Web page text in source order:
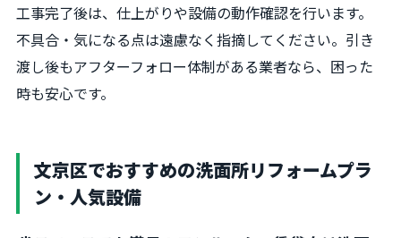
工事完了後は、仕上がりや設備の動作確認を行います。
不具合・気になる点は遠慮なく指摘してください。引き
渡し後もアフターフォロー体制がある業者なら、困った
時も安心です。
文京区でおすすめの洗面所リフォームプラ
ン・人気設備